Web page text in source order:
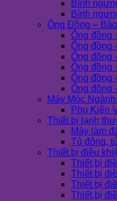
Bình
Bình
Ống Đồng –
Ống đồng
Ống đồng
Ống đồng
Ống đồng
Ống đồng
Ống đồng
Máy Móc
Phụ Kiện
Thiết bị lạnh
Máy làm
Tủ đông,
Thiết bị điều
Thiết bị
Thiết bị
Thiết bị
Thiết bị